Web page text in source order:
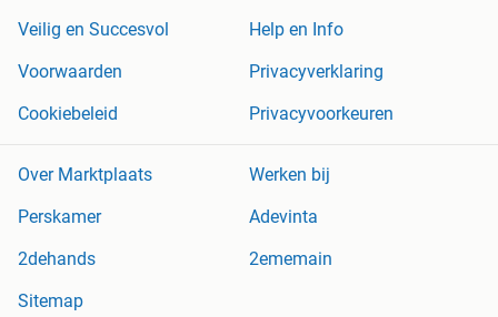
Veilig en Succesvol
Help en Info
Voorwaarden
Privacyverklaring
Cookiebeleid
Privacyvoorkeuren
Over Marktplaats
Werken bij
Perskamer
Adevinta
2dehands
2ememain
Sitemap